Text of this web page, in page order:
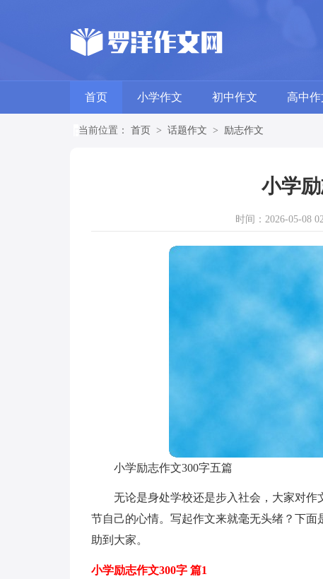
首页 小学作文 初中作文 高中作
当前位置： 首页 > 话题作文 > 励志作文
小学
时间：2026-05-08
小学励志作文300字五篇
无论是身处学校还是步入社会，大家对
节自己的心情。写起作文来就毫无头绪？下
助到大家。
小学励志作文300字 篇1